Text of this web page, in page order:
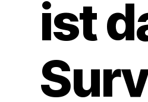
ist